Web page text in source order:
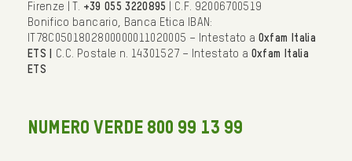
Firenze | T. +39 055 3220895
| C.F. 92006700519
Bonifico bancario, Banca Etica IBAN:
IT78C0501802800000011020005 – Intestato a Oxfam Italia
ETS | C.C. Postale n. 14301527 – Intestato a Oxfam Italia
ETS
NUMERO VERDE 800 99 13 99